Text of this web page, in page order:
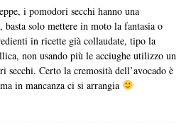
i pomodori secchi hanno una
basta solo mettere in moto la fantasia o
in ricette già collaudate, tipo la
non usando più le acciughe utilizzo un
secchi. Certo la cremosità dell’avocado è
in mancanza ci si arrangia